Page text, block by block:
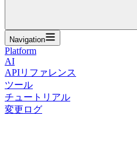
Navigation
Platform
AI
APIリファレンス
ツール
チュートリアル
変更ログ